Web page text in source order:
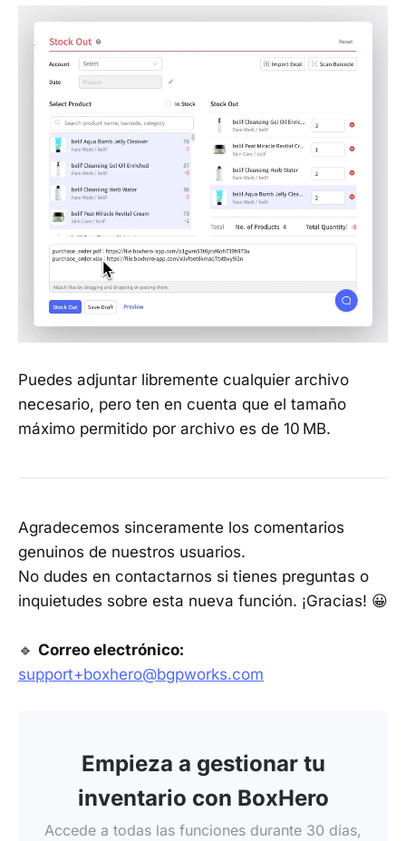
Puedes adjuntar libremente cualquier archivo
necesario, pero ten en cuenta que el tamaño
máximo permitido por archivo es de 10 MB.
Agradecemos sinceramente los comentarios
genuinos de nuestros usuarios.
No dudes en contactarnos si tienes preguntas o
inquietudes sobre esta nueva función. ¡Gracias! 😀
🔹 Correo electrónico:
support+boxhero@bgpworks.com
Empieza a gestionar tu
inventario con BoxHero
Accede a todas las funciones durante 30 días,